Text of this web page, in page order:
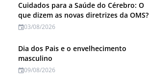
Cuidados para a Saúde do Cérebro: O
que dizem as novas diretrizes da OMS?
03/08/2026
Dia dos Pais e o envelhecimento
masculino
09/08/2026